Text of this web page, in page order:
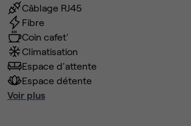
Câblage RJ45
Fibre
Coin cafet'
Climatisation
Espace d'attente
Espace détente
Voir plus